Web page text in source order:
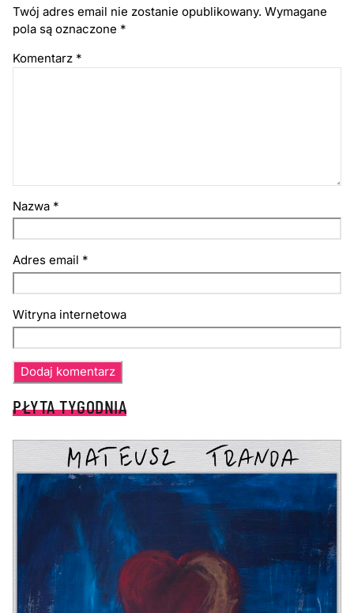
Twój adres email nie zostanie opublikowany. Wymagane
pola są oznaczone *
Komentarz *
Nazwa *
Adres email *
Witryna internetowa
PŁYTA TYGODNIA